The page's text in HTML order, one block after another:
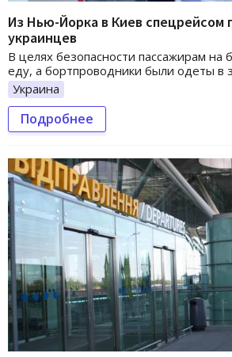
Из Нью-Йорка в Киев спецрейсом
украинцев
В целях безопасности пассажирам на
еду, а бортпроводники были одеты в
Украина
Подробнее